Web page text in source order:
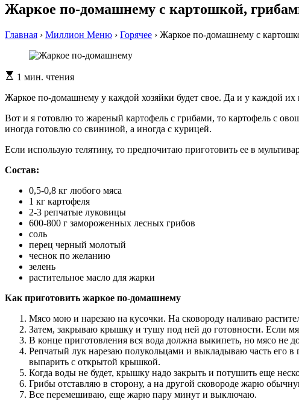
Жаркое по-домашнему с картошкой,
Главная › Миллион Меню › Горячее › Жаркое по-домашнему с
Расчетное
чтения
1 мин. чтения
Жаркое по-домашнему у каждой хозяйки будет свое. Да и у каждой их
Вот и я готовлю то жареный картофель с грибами, то картофель с
иногда готовлю со свининой, а иногда с курицей.
Если использую телятину, то предпочитаю приготовить ее в
Состав:
0,5-0,8 кг любого мяса
1 кг картофеля
2-3 репчатые луковицы
600-800 г замороженных лесных грибов
соль
перец черный молотый
чеснок по желанию
зелень
растительное масло для жарки
Как приготовить жаркое по-домашнему
Мясо мою и нарезаю на кусочки. На сковороду наливаю
Затем, закрываю крышку и тушу под ней до готовности. Если
В конце приготовления вся вода должна выкипеть, но мясо не
Репчатый лук нарезаю полукольцами и выкладываю часть его
выпарить с открытой крышкой.
Когда воды не будет, крышку надо закрыть и потушить еще
Грибы отставляю в сторону, а на другой сковороде жарю
Все перемешиваю, еще жарю пару минут и выключаю.